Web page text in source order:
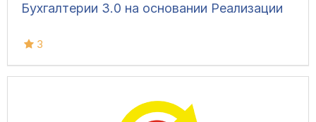
Бухгалтерии 3.0 на основании Реализации
3